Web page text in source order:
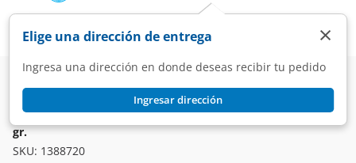
Elige una dirección de entrega
Ingresa una dirección en donde deseas recibir tu pedido
Ingresar dirección
×
Super Alimentos Dulcería Chicles
Goma de Mascar Hubba Bubba Bubble Tape Sabor Uva, 56.7
gr.
SKU: 1388720